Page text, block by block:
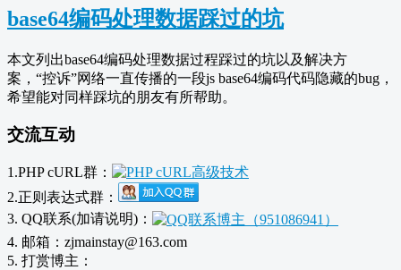
base64编码处理数据踩过的坑
本文列出base64编码处理数据过程踩过的坑以及解决方
案，“控诉”网络一直传播的一段js base64编码代码隐藏的bug，
希望能对同样踩坑的朋友有所帮助。
交流互动
1.PHP cURL群：
2.正则表达式群：
3. QQ联系(加请说明)：
4. 邮箱：zjmainstay@163.com
5. 打赏博主：